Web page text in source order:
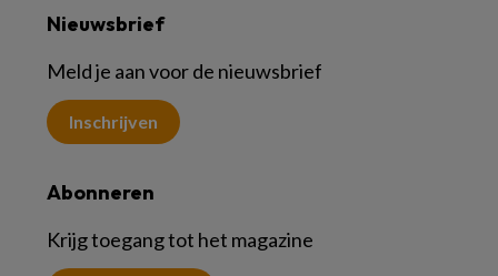
Nieuwsbrief
Meld je aan voor de nieuwsbrief
Inschrijven
Abonneren
Krijg toegang tot het magazine